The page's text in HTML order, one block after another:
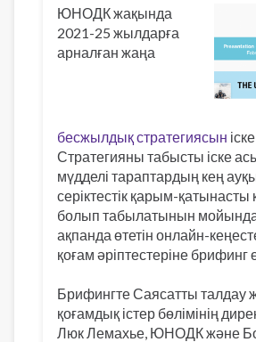
ЮНОДК жақында
2021-25 жылдарға
арналған жаңа
бесжылдық стратегиясын
Стратегияны табысты іске
мүдделі тараптардың кең
серіктестік қарым-қатынасты
болып табылатынын
ақпанда өтетін онлайн-
қоғам әріптестеріне брифинг
Брифингте Саясатты талдау
қоғамдық істер бөлімінің
Люк Лемахье, ЮНОДК және